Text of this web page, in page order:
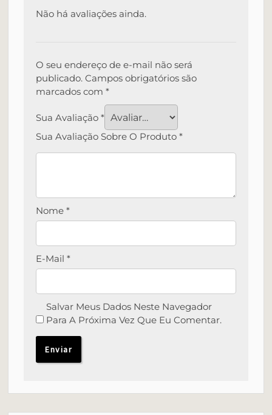
Não há avaliações ainda.
O seu endereço de e-mail não será
publicado. Campos obrigatórios são
marcados com*
Sua Avaliação*
Sua Avaliação Sobre O Produto*
Nome*
E-Mail*
Salvar Meus Dados Neste Navegador
Para A Próxima Vez Que Eu Comentar.